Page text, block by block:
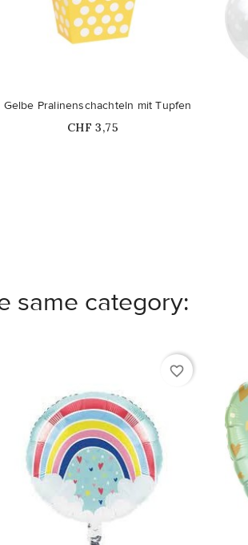
Nicht auf Lager
Gelbe Pralinenschachteln mit Tupfen
Price
CHF 3,75
same category:
favorite_border